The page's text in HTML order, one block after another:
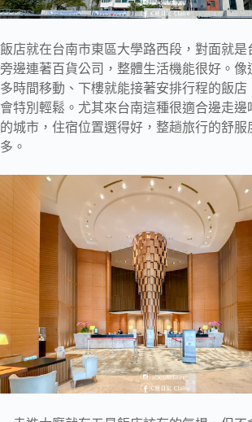
飯店就在台南市東區大學路西段，對面就是
旁邊連著百貨公司，整體生活機能很好。像
多時間移動、下樓就能接著安排行程的飯店
會特別輕鬆。尤其來台南這種很適合邊走邊
的城市，住宿位置選得好，整趟旅行的舒服
多。